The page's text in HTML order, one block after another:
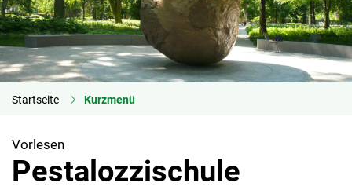
Startseite Kurzmenü
Vorlesen
Pestalozzischule